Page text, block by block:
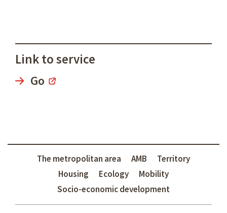
Link to service
Go
The metropolitan area AMB
Territory
Housing
Ecology
Mobility
Socio-economic development